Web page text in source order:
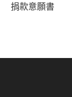
捐款意願書